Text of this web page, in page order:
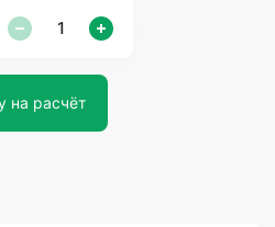
Добавить в заявку на расчёт